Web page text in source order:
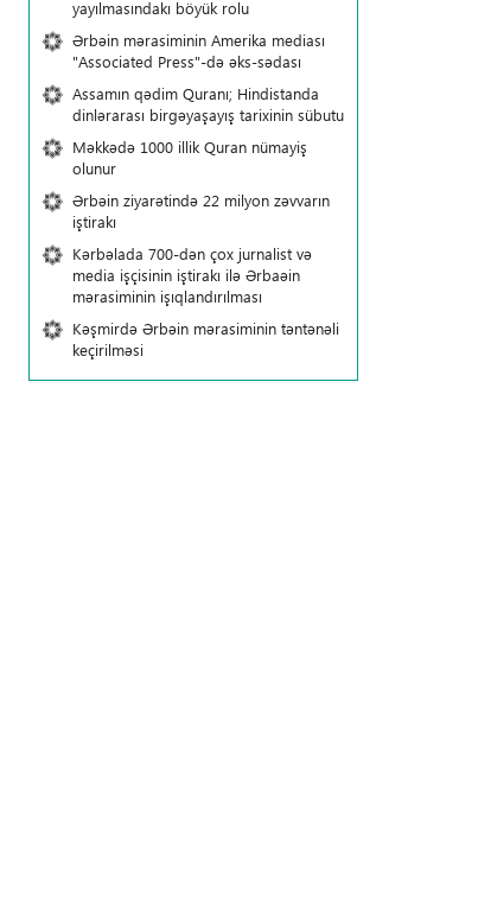
yayılmasındakı böyük rolu
Ərbəin mərasiminin Amerika mediası
"Associated Press"-də əks-sədası
Assamın qədim Quranı; Hindistanda
dinlərarası birgəyaşayış tarixinin sübutu
Məkkədə 1000 illik Quran nümayiş
olunur
Ərbəin ziyarətində 22 milyon zəvvarın
iştirakı
Kərbəlada 700-dən çox jurnalist və
media işçisinin iştirakı ilə Ərbaəin
mərasiminin işıqlandırılması
Kəşmirdə Ərbəin mərasiminin təntənəli
keçirilməsi